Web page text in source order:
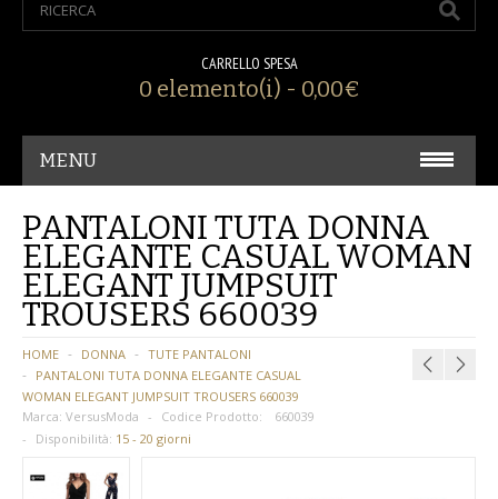
CARRELLO SPESA
0 elemento(i) - 0,00€
MENU
CARNEVALE/ COSPLAY
ACCESSORI
BAMBINA
BAMBINO
DONNA
PANTALONI TUTA DONNA
ELEGANTE CASUAL WOMAN
ELEGANT JUMPSUIT
TROUSERS 660039
HOME DONNA
TUTE PANTALONI
PANTALONI TUTA DONNA ELEGANTE CASUAL
WOMAN ELEGANT JUMPSUIT TROUSERS 660039
Marca: VersusModa Codice Prodotto:
660039
Disponibilità: 15 - 20 giorni